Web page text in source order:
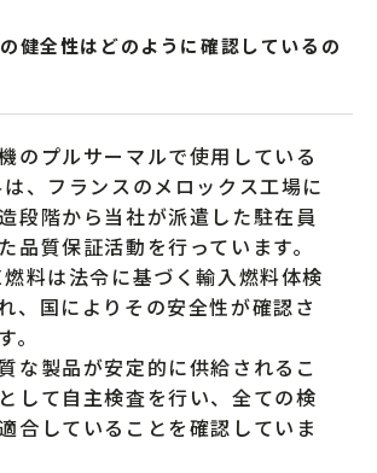
健全性はどのように確認しているの
のプルサーマルで使用している
、フランスのメロックス工場に
段階から当社が派遣した駐在員
品質保証活動を行っています。
料は法令に基づく輸入燃料体検
、国によりその安全性が確認さ
。
な製品が安定的に供給されるこ
して自主検査を行い、全ての検
合していることを確認していま